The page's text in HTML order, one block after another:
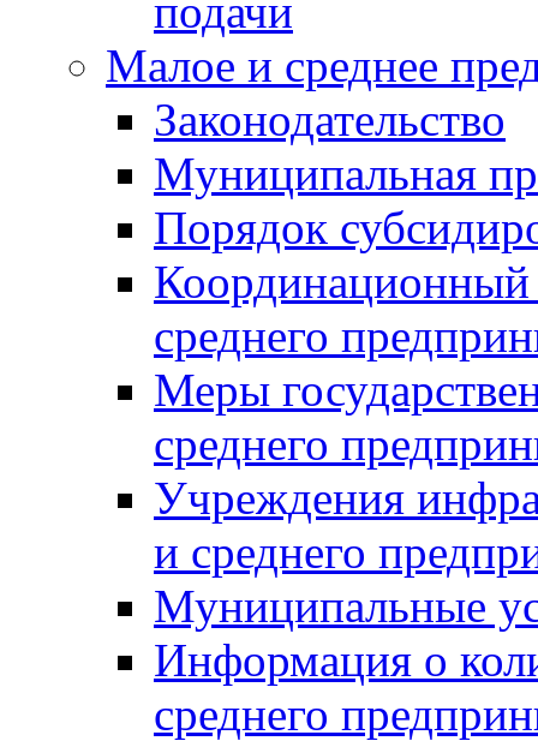
подачи
Малое и среднее
Законодательство
Муниципальная
Порядок
Координационный
среднего
Меры
среднего
Учреждения
и среднего
Муниципальные
Информация о
среднего